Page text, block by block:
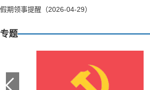
假期领事提醒（2026-04-29）
专题